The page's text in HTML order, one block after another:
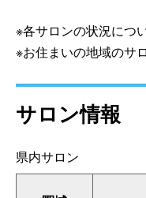
※各サロンの状況につ
※お住まいの地域のサ
サロン情報
県内サロン